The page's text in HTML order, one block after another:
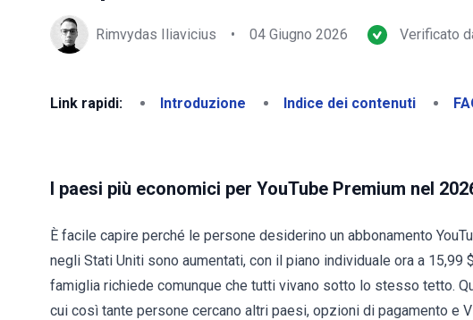
Rimvydas Iliavicius • 04 Giugno 2026 Verificato
Link rapidi: Introduzione Indice dei contenuti
I paesi più economici per YouTube Premium nel
È facile capire perché le persone desiderino un abbonamento
negli Stati Uniti sono aumentati, con il piano individuale ora a
famiglia richiede comunque che tutti vivano sotto lo stesso tetto.
cui così tante persone cercano altri paesi, opzioni di pagamento e